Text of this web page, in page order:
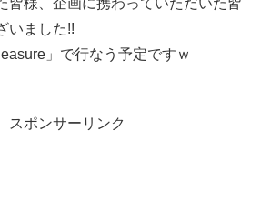
皆様、企画に携わっていただいた皆
いました!!
」で行なう予定ですｗ
スポンサーリンク